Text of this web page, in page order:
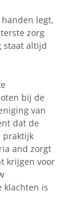
legt,
zorg
staat altijd
bij de
van
dat de
praktijk
and zorgt
krijgen voor
klachten is